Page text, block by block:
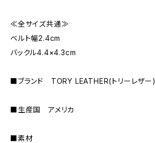
≪全サイズ共通≫
ベルト幅2.4cm
バックル4.4×4.3cm
■ブランド TORY LEATHER(トリーレザー)
■生産国 アメリカ
■素材